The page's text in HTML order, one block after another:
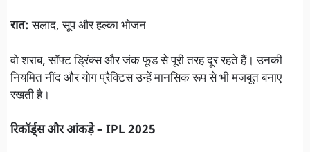
रात:सलाद, सूप और हल्का भोजन
वो शराब, सॉफ्ट ड्रिंक्स और जंक फूड से पूरी तरह दूर रहते हैं। उनकी
नियमित नींद और योग प्रैक्टिस उन्हें मानसिक रूप से भी मजबूत बनाए
रखती है।
रिकॉर्ड्स और आंकड़े – IPL 2025